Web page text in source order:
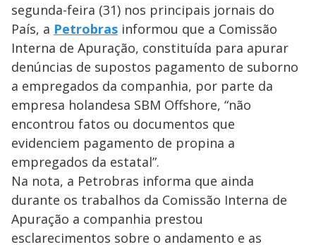
segunda-feira (31) nos principais jornais do
País, a Petrobras informou que a Comissão
Interna de Apuração, constituída para apurar
denúncias de supostos pagamento de suborno
a empregados da companhia, por parte da
empresa holandesa SBM Offshore, “não
encontrou fatos ou documentos que
evidenciem pagamento de propina a
empregados da estatal”.
Na nota, a Petrobras informa que ainda
durante os trabalhos da Comissão Interna de
Apuração a companhia prestou
esclarecimentos sobre o andamento e as